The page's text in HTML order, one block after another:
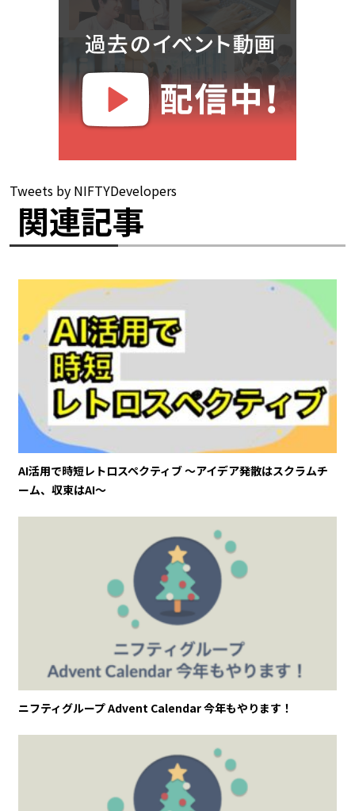
Tweets by NIFTYDevelopers
関連記事
AI活用で時短レトロスペクティブ 〜アイデア発散はスクラムチ
ーム、収束はAI〜
ニフティグループ Advent Calendar 今年もやります！